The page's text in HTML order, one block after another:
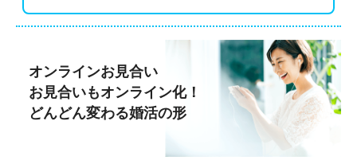
オンラインお見合い
お見合いもオンライン化！
どんどん変わる婚活の形